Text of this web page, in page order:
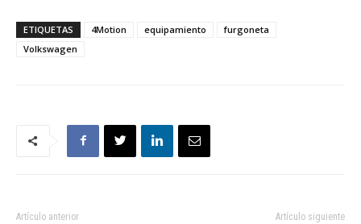
ETIQUETAS 4Motion equipamiento
furgoneta
Volkswagen
Artículo anterior Artículo siguiente